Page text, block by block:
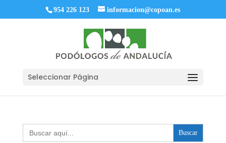
954 226 123 informacion@copoan.es
Seleccionar Página
Buscar: